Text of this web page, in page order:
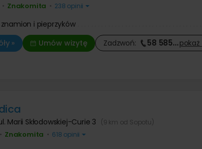
• Znakomita • 238 opinii
i pieprzyków
»
Umów wizytę Zadzwoń: 58 585…pokaż
Marii Skłodowskiej-Curie 3 (9 km od Sopotu)
• Znakomita • 618 opinii